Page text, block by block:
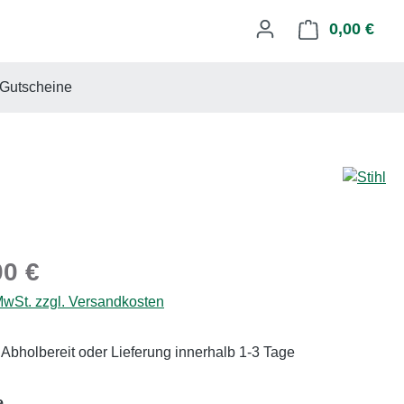
0,00 €
Gutscheine
€
zzgl. Versandkosten
oder Lieferung innerhalb 1-3 Tage